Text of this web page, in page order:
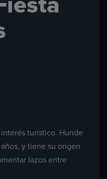
turístico. Hunde
y tiene su origen
lazos entre